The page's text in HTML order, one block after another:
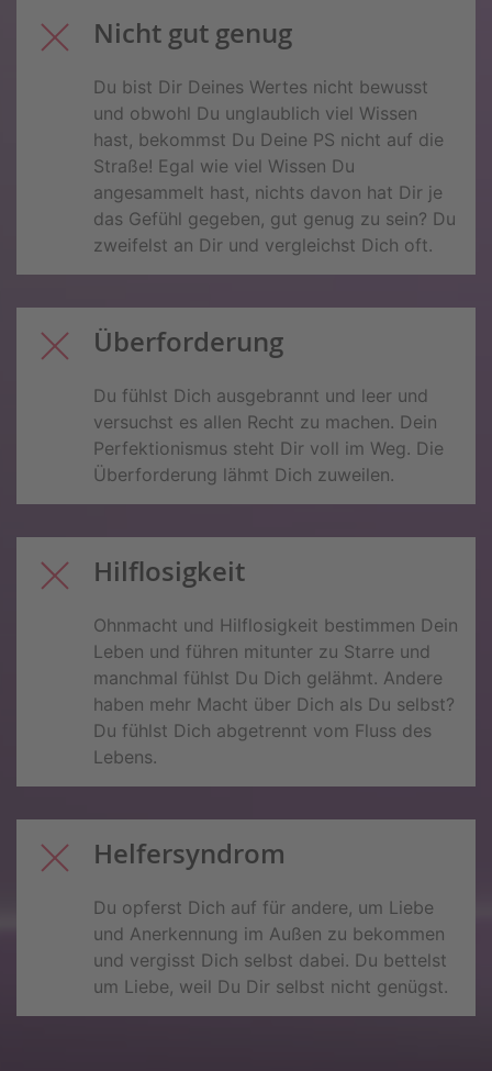
Nicht gut genug
Du bist Dir Deines Wertes nicht bewusst
und obwohl Du unglaublich viel Wissen
hast, bekommst Du Deine PS nicht auf die
Straße! Egal wie viel Wissen Du
angesammelt hast, nichts davon hat Dir je
das Gefühl gegeben, gut genug zu sein? Du
zweifelst an Dir und vergleichst Dich oft.
Überforderung
Du fühlst Dich ausgebrannt und leer und
versuchst es allen Recht zu machen. Dein
Perfektionismus steht Dir voll im Weg. Die
Überforderung lähmt Dich zuweilen.
Hilflosigkeit
Ohnmacht und Hilflosigkeit bestimmen Dein
Leben und führen mitunter zu Starre und
manchmal fühlst Du Dich gelähmt. Andere
haben mehr Macht über Dich als Du selbst?
Du fühlst Dich abgetrennt vom Fluss des
Lebens.
Helfersyndrom
Du opferst Dich auf für andere, um Liebe
und Anerkennung im Außen zu bekommen
und vergisst Dich selbst dabei. Du bettelst
um Liebe, weil Du Dir selbst nicht genügst.